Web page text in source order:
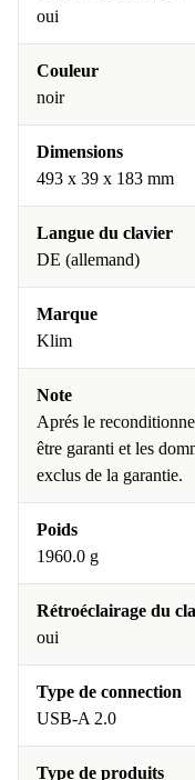
oui
Couleur
noir
Dimensions
493 x 39 x 183 mm
Langue du clavier
DE (allemand)
Marque
Klim
Note
Aprés le
être garanti et les
exclus de la garantie.
Poids
1960.0 g
Rétroéclairage du
oui
Type de connection
USB-A 2.0
Type de produits